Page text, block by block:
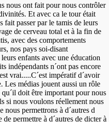
nous ont fait pour nous contrôler
Et avec ca le tour était
fait passer par le tamis de leurs
de cerveau total et à la fin de
avec des comportements
nos pays soi-disant
enfants avec une éducation
indépendants n´ont pas encore
vrai.....C´est impératif d´avoir
Les médias jouent aussi un rôle
doit être important pour nous
si nous voulons réellement nous
permettrons à d´autres d
permettre à d´autres de dicter à